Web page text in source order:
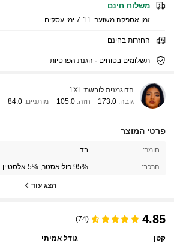
משלוח חינם
זמן אספקה ​​משוער: 7-11 ימי עסקים
החזרות בחינם
תשלומים בטוחים · הגנת הפרטיות
הדוגמנית לובשת:1XL
גובה: 173.0 חזה:105.0 מותניים: 84.0
פרטי המוצר
חומר: בד
הרכב: 95% פוליאסטר, 5% אלסטיין
הצג עוד
4.85
(74)
קטן
גודל אמיתי